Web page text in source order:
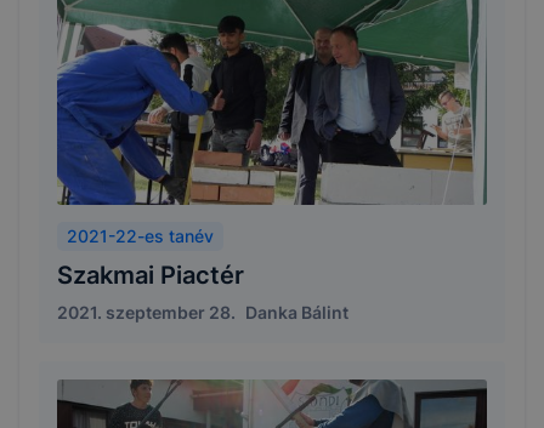
2021-22-es tanév
Szakmai Piactér
2021. szeptember 28. Danka Bálint